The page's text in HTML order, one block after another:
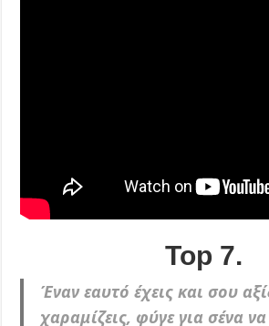
Top 7.
Έναν εαυτό έχεις και σου
χαραμίζεις, φύγε για σένα